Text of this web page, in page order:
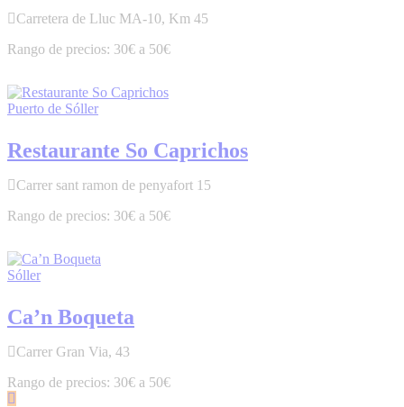
Carretera de Lluc MA-10, Km 45
30€ a 50€
Puerto de Sóller
Restaurante So Caprichos
Carrer sant ramon de penyafort 15
30€ a 50€
Sóller
Ca’n Boqueta
Carrer Gran Via, 43
30€ a 50€